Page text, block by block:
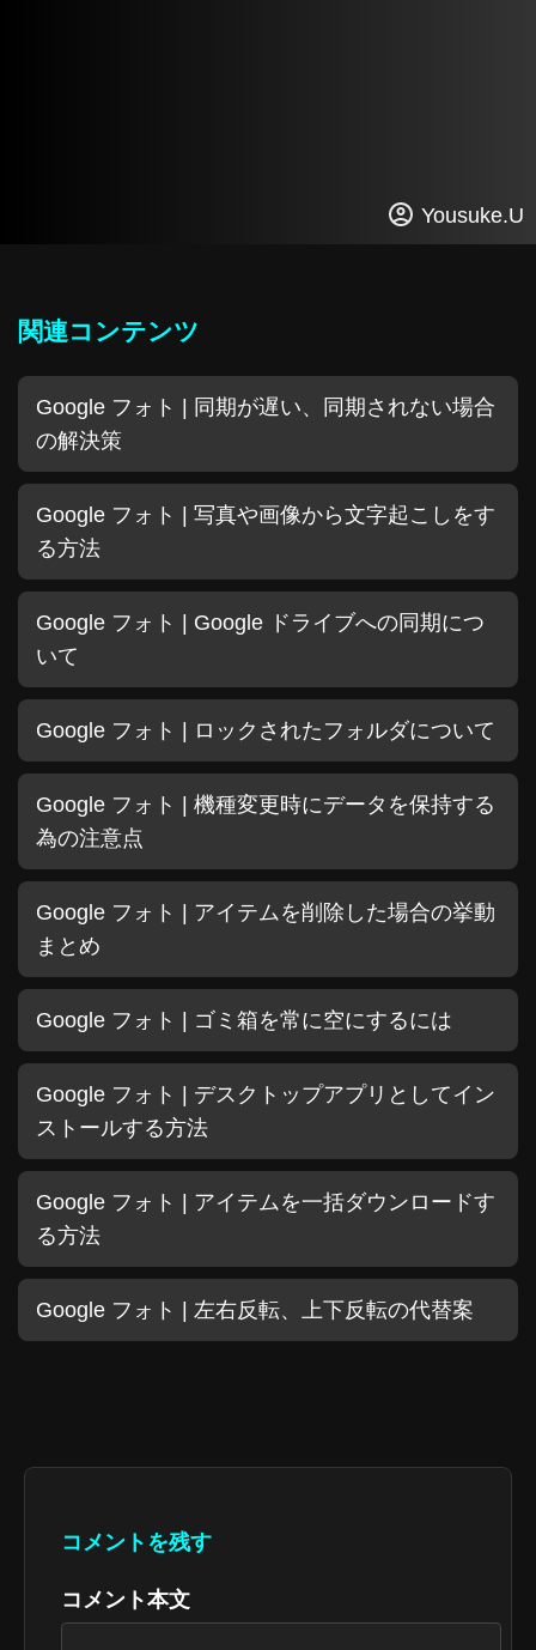
Yousuke.U
関連コンテンツ
Google フォト | 同期が遅い、同期されない場合
の解決策
Google フォト | 写真や画像から文字起こしをす
る方法
Google フォト | Google ドライブへの同期につ
いて
Google フォト | ロックされたフォルダについて
Google フォト | 機種変更時にデータを保持する
為の注意点
Google フォト | アイテムを削除した場合の挙動
まとめ
Google フォト | ゴミ箱を常に空にするには
Google フォト | デスクトップアプリとしてイン
ストールする方法
Google フォト | アイテムを一括ダウンロードす
る方法
Google フォト | 左右反転、上下反転の代替案
コメントを残す
コメント本文